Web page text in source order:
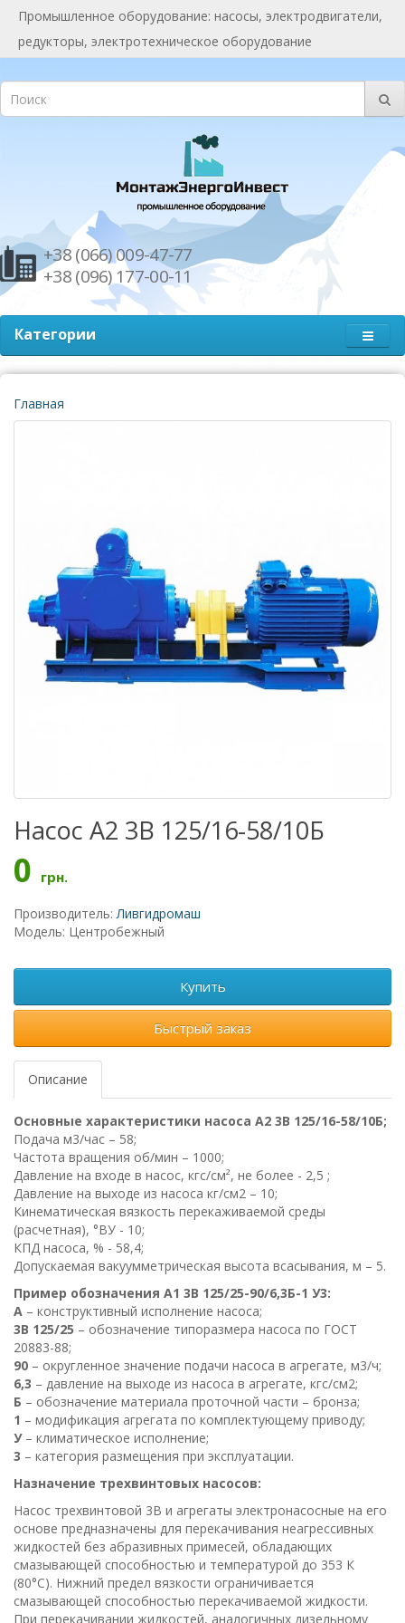
Промышленное оборудование: насосы, электродвигатели,
редукторы, электротехническое оборудование
+38 (066) 009-47-77
+38 (096) 177-00-11
Категории
Главная
Насос А2 3В 125/16-58/10Б
0 грн.
Производитель:Ливгидромаш
Модель: Центробежный
Купить
Быстрый заказ
Описание
Основные характеристики насоса А2 3В 125/16-58/10Б;
Подача м3/час – 58;
Частота вращения об/мин – 1000;
Давление на входе в насос, кгс/см², не более - 2,5 ;
Давление на выходе из насоса кг/см2 – 10;
Кинематическая вязкость перекаживаемой среды
(расчетная), °ВУ - 10;
КПД насоса, % - 58,4;
Допускаемая вакуумметрическая высота всасывания, м – 5.
Пример обозначения А1 3В 125/25-90/6,3Б-1 У3:
А – конструктивный исполнение насоса;
3В 125/25 – обозначение типоразмера насоса по ГОСТ
20883-88;
90 – округленное значение подачи насоса в агрегате, м3/ч;
6,3 – давление на выходе из насоса в агрегате, кгс/см2;
Б – обозначение материала проточной части – бронза;
1 – модификация агрегата по комплектующему приводу;
У – климатическое исполнение;
3 – категория размещения при эксплуатации.
Назначение трехвинтовых насосов:
Насос трехвинтовой 3В и агрегаты электронасосные на его
основе предназначены для перекачивания неагрессивных
жидкостей без абразивных примесей, обладающих
смазывающей способностью и температурой до 353 К
(80°С). Нижний предел вязкости ограничивается
смазывающей способностью перекачиваемой жидкости.
При перекачивании жидкостей, аналогичных дизельному